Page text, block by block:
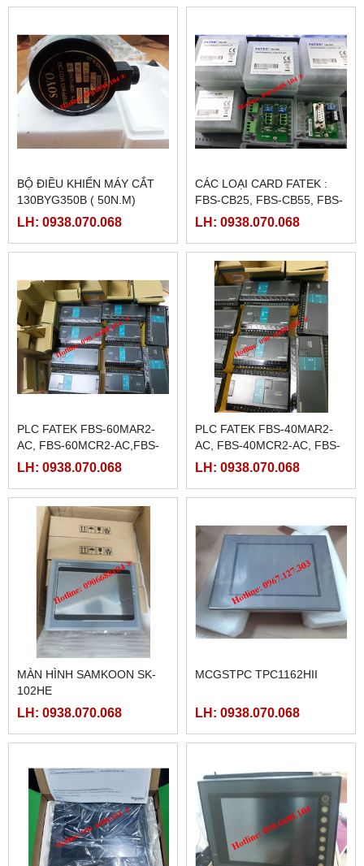
BỘ ĐIỀU KHIỂN MÁY CẮT
130BYG350B ( 50N.M)
LH: 0938.070.068
CÁC LOẠI CARD FATEK :
FBS-CB25, FBS-CB55, FBS-
CB2, FBS-CB5
LH: 0938.070.068
PLC FATEK FBS-60MAR2-
AC, FBS-60MCR2-AC,FBS-
60MAT2-AC, FBS-60MCT2-
LH: 0938.070.068
PLC FATEK FBS-40MAR2-
AC, FBS-40MCR2-AC, FBS-
40MCRT-AC, FBS-40MART-
LH: 0938.070.068
MÀN HÌNH SAMKOON SK-
102HE
LH: 0938.070.068
MCGSTPC TPC1162HII
LH: 0938.070.068